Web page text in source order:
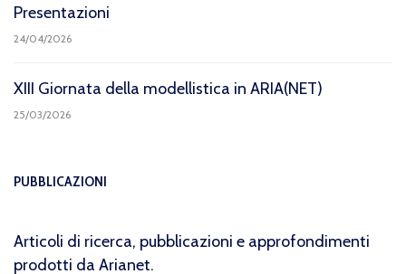
Presentazioni
24/04/2026
XIII Giornata della modellistica in ARIA(NET)
25/03/2026
PUBBLICAZIONI
Articoli di ricerca, pubblicazioni e approfondimenti
prodotti da Arianet.